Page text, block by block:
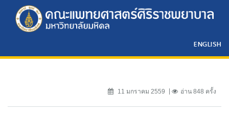
ENGLISH
11 มกราคม 2559 อ่าน 848 ครั้ง